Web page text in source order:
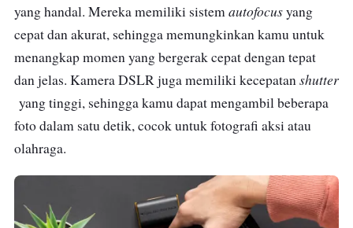
yang handal. Mereka memiliki sistem autofocusyang
cepat dan akurat, sehingga memungkinkan kamu untuk
menangkap momen yang bergerak cepat dengan tepat
dan jelas. Kamera DSLR juga memiliki kecepatan shutter
yang tinggi, sehingga kamu dapat mengambil beberapa
foto dalam satu detik, cocok untuk fotografi aksi atau
olahraga.